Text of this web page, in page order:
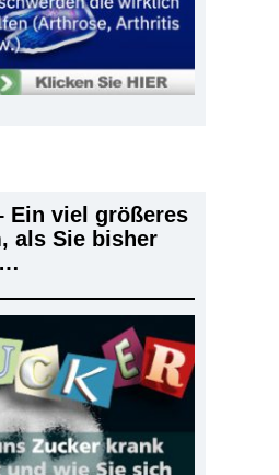
Ein viel größeres
als Sie bisher